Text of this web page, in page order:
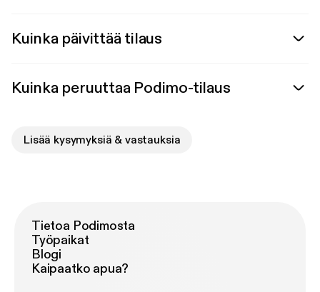
Kuinka päivittää tilaus
Kuinka peruuttaa Podimo-tilaus
Lisää kysymyksiä & vastauksia
Tietoa Podimosta
Työpaikat
Blogi
Kaipaatko apua?